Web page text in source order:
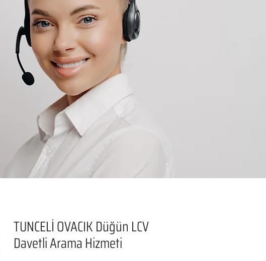
TUNCELİ OVACIK Düğün LCV
Davetli Arama Hizmeti